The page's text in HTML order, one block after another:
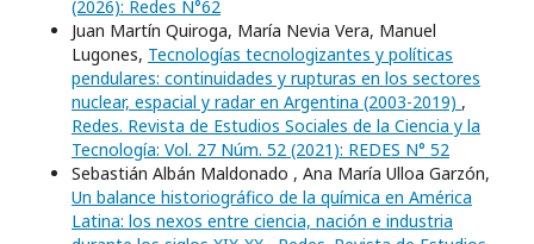
(2026): Redes N°62
Juan Martín Quiroga, María Nevia Vera, Manuel
Lugones, Tecnologías tecnologizantes y políticas
pendulares: continuidades y rupturas en los sectores
nuclear, espacial y radar en Argentina (2003-2019) ,
Redes. Revista de Estudios Sociales de la Ciencia y la
Tecnología: Vol. 27 Núm. 52 (2021): REDES N° 52
Sebastián Albán Maldonado , Ana María Ulloa Garzón,
Un balance historiográfico de la química en América
Latina: los nexos entre ciencia, nación e industria